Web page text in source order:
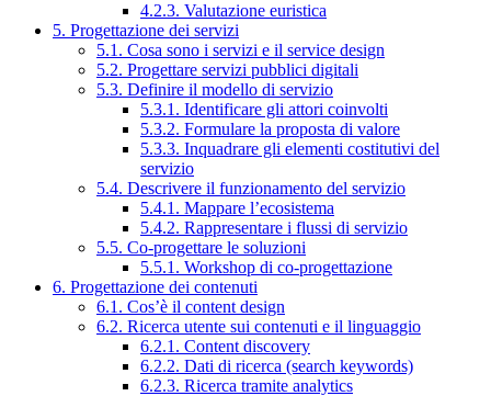
4.2.3. Valutazione euristica
5. Progettazione dei servizi
5.1. Cosa sono i servizi e il service design
5.2. Progettare servizi pubblici digitali
5.3. Definire il modello di servizio
5.3.1. Identificare gli attori coinvolti
5.3.2. Formulare la proposta di valore
5.3.3. Inquadrare gli elementi costitutivi del
servizio
5.4. Descrivere il funzionamento del servizio
5.4.1. Mappare l’ecosistema
5.4.2. Rappresentare i flussi di servizio
5.5. Co-progettare le soluzioni
5.5.1. Workshop di co-progettazione
6. Progettazione dei contenuti
6.1. Cos’è il content design
6.2. Ricerca utente sui contenuti e il linguaggio
6.2.1. Content discovery
6.2.2. Dati di ricerca (search keywords)
6.2.3. Ricerca tramite analytics